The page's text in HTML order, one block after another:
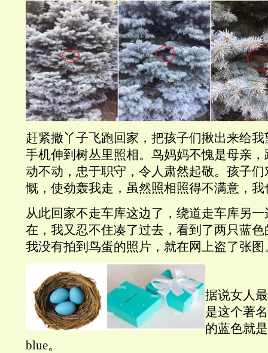
赶紧撒丫子飞跑回家，把孩子们揪出来给
手机伸到树丛里照相。鸟妈妈不愧是母亲
动不动，忠于职守，令人肃然起敬。孩子
慨，使劲轰我走，虽然照相照得不满意，
从此回家不走车库这边了，绕道走车库另
在，我又忍不住凑了过去，看到了两只蓝
我没有拍到鸟蛋的照片，就在网上盗了张图
据说女人
是这个著
的蓝色就
blue。